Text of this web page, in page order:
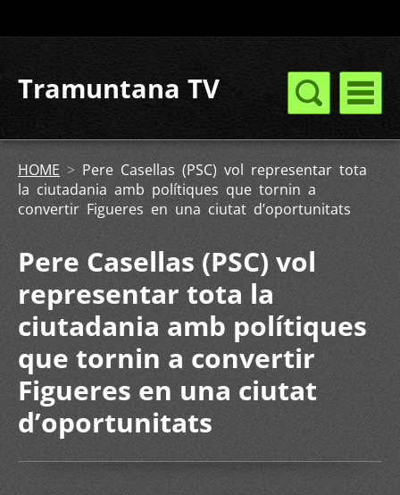
Tramuntana TV
HOME > Pere Casellas (PSC) vol representar tota
la ciutadania amb polítiques que tornin a
convertir Figueres en una ciutat d’oportunitats
Pere Casellas (PSC) vol
representar tota la
ciutadania amb polítiques
que tornin a convertir
Figueres en una ciutat
d’oportunitats